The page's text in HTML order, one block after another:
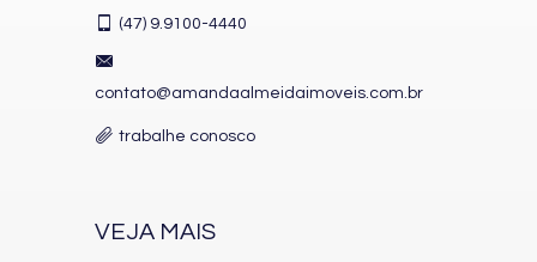
Captação de Água
Portão Eletrônico
Playground
Bicicletário
Gás Central
Box de Praia
(47) 9.9100-4440
contato@amandaalmeidaimoveis.com.br
trabalhe conosco
VEJA MAIS